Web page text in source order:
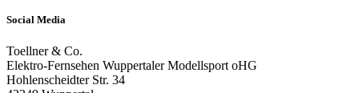
Social Media
Toellner & Co.
Elektro-Fernsehen Wuppertaler Modellsport oHG
Hohlenscheidter Str. 34